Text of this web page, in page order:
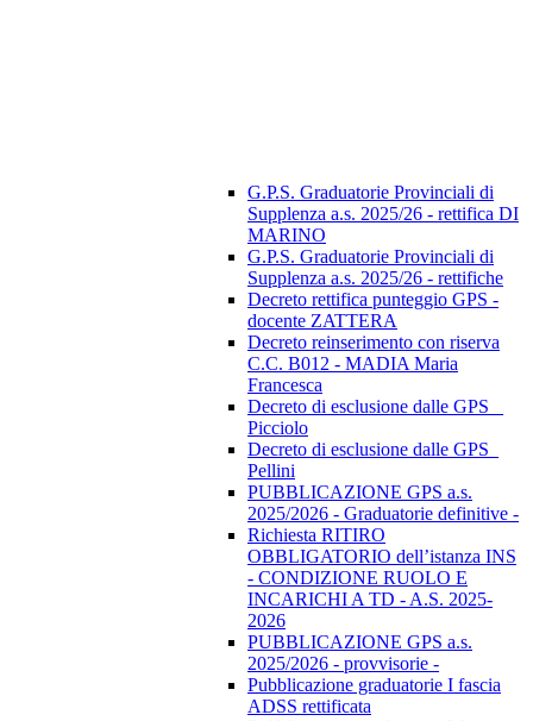
G.P.S. Graduatorie Provinciali di
Supplenza a.s. 2025/26 - rettifica DI
MARINO
G.P.S. Graduatorie Provinciali di
Supplenza a.s. 2025/26 - rettifiche
Decreto rettifica punteggio GPS -
docente ZATTERA
Decreto reinserimento con riserva
C.C. B012 - MADIA Maria
Francesca
Decreto di esclusione dalle GPS _
Picciolo
Decreto di esclusione dalle GPS_
Pellini
PUBBLICAZIONE GPS a.s.
2025/2026 - Graduatorie definitive -
Richiesta RITIRO
OBBLIGATORIO dell’istanza INS
- CONDIZIONE RUOLO E
INCARICHI A TD - A.S. 2025-
2026
PUBBLICAZIONE GPS a.s.
2025/2026 - provvisorie -
Pubblicazione graduatorie I fascia
ADSS rettificata